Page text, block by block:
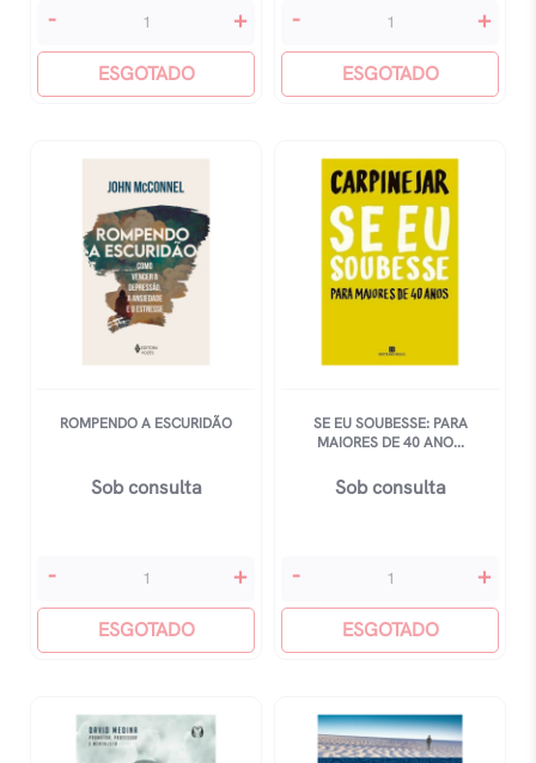
Regras
quantidade
- +
ESGOTADO
Respire:
Ciência
Perdida
quantidade
- +
ESGOTADO
ROMPENDO A ESCURIDÃO
Sob consulta
Rompendo
Escuridão
quantidade
- +
ESGOTADO
SE EU SOUBESSE: PARA
MAIORES DE 40 ANO...
Sob consulta
Se
Soubesse:
Para
- +
ESGOTADO